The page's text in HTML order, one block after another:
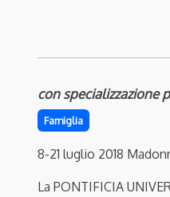
con specializzazione
Famiglia
8-21 luglio 2018
La PONTIFICIA